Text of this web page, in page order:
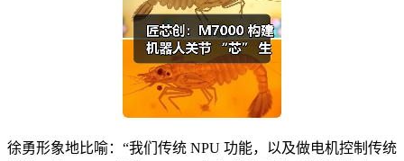
徐勇形象地比喻：“我们传统 NPU 功能，以及做电机控制传统